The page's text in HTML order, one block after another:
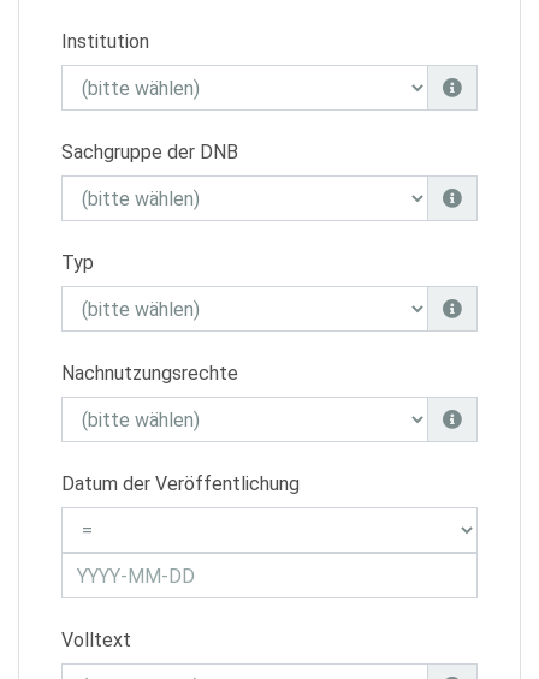
Institution
Sachgruppe der DNB
Typ
Nachnutzungsrechte
Datum der Veröffentlichung
Volltext